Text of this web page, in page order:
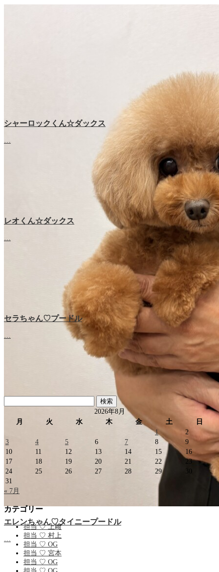
エレンちゃん♡タイニープードル
シャーロックくん☆ダックス
レオくん☆ダックス
セラちゃん♡プードル
索:
2026年8月
月
火 水 木 金 土
日
1
2
3
4 5 6 7 8
9
10
11 12 13 14 15
16
17
18 19 20 21 22
23
24
25 26 27 28 29
30
31
« 7月
カテゴリー
担当 ♡ 上﨑
担当 ♡ 村上
担当 ♡ OG
担当 ♡ 宮本
担当 ♡ OG